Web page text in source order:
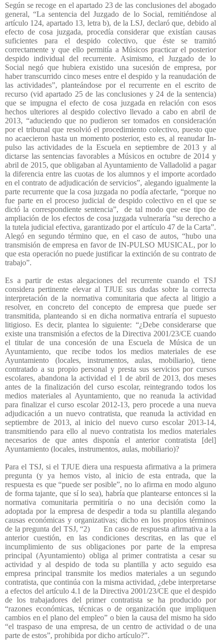
Según se recoge en el apartado 23 de las conclusiones del abogado
general, “La sentencia del Juzgado de lo Social, remitiéndose al
artículo 124, apartado 13, letra b), de la LSJ, declaró que, debido al
efecto de cosa juzgada, procedía considerar que existían causas
suficientes para el despido colectivo, que éste se tramitó
correctamente y que ello permitía a Músicos practicar el posterior
despido individual del recurrente. Asimismo, el Juzgado de lo
Social negó que hubiera existido una sucesión de empresa, por
haber transcurrido cinco meses entre el despido y la reanudación de
las actividades”, planteándose por el recurrente en el escrito de
recurso (vid apartado 25 de las conclusiones y 24 de la sentencia)
que se impugna el efecto de cosa juzgada en relación con esos
hechos ulteriores al despido colectivo llevado a cabo en abril de
2013, “aduciendo que no pudieron ser tomados en consideración
por el tribunal que resolvió el procedimiento colectivo, puesto que
no acaecieron hasta un momento posterior, esto es, al reanudar In-
pulso las actividades de la Escuela en septiembre de 2013 y al
dictarse las sentencias favorables a Músicos en octubre de 2014 y
abril de 2015, que obligaban al Ayuntamiento de Valladolid a pagar
la diferencia entre las cuotas de los alumnos y el importe acordado
en el contrato de adjudicación de servicios”, alegando igualmente la
parte recurrente que la cosa juzgada no podía afectarle, “porque no
fue parte en el proceso judicial de despido colectivo en el que se
dictó la correspondiente sentencia”,
de tal modo que ese tipo de
ampliación de los efectos de cosa juzgada vulneraría “su derecho a
la tutela judicial efectiva, garantizado por el artículo 47 de la Carta”.
Alegó en segundo término que, en el caso de autos, “hubo una
transmisión de empresa en favor de IN-PULSO MUSICAL, por lo
que esta operación no puede justificar la extinción de su contrato de
trabajo”.
Es a partir de estas alegaciones del recurrente cuando el TSJ
considera pertinente elevar al TJUE sus dudas sobre la correcta
interpretación de la normativa comunitaria que afecta al litigio a
resolver, en concreto del concepto de empresa que puede ser
transmitida, planteando si en dicha normativa entraría el supuesto
litigioso. Es decir, plantea lo siguiente: “¿Debe considerarse que
existe una transmisión a efectos de la Directiva 2001/23/CE cuando
el titular de una concesión de una Escuela de Música de un
Ayuntamiento, que recibe todos los medios materiales de ese
Ayuntamiento (locales, instrumentos, aulas, mobiliario), tiene
contratado a su propio personal y presta sus servicios por cursos
escolares, abandona la actividad el 1 de abril de 2013, dos meses
antes de la finalización del curso escolar, reintegrando todos los
medios materiales al Ayuntamiento, que no reanuda la actividad
para finalizar el curso escolar 2012-13, pero procede a una nueva
adjudicación a un nuevo contratista, que reanuda la actividad en
septiembre de 2013, al inicio del nuevo curso escolar 2013-14,
transmitiendo para ello al nuevo contratista los medios materiales
necesarios de que antes disponía el anterior contratista [del]
Ayuntamiento (locales, instrumentos, aulas, mobiliario)?
Para el TSJ, si el TJUE diera una respuesta afirmativa a la primera
pregunta (y ya hemos visto, al inicio de esta entrada, que la
respuesta es que “puede ser posible”, no lo afirma en modo alguno
de forma tajante, que sí lo sea), habría que plantearse entonces si la
normativa comunitaria permitiría o no una decisión como la
adoptada por la empresa de despedir a toda su plantilla alegando
causas económicas y organizativas; dicho en los propios términos
de la pregunta del TSJ, “2)
En caso de respuesta afirmativa a la
anterior cuestión, en las condiciones descritas, en las que el
incumplimiento de sus obligaciones por parte de la empresa
principal (Ayuntamiento) obliga al primer contratista a cesar su
actividad y al despido de toda su plantilla y acto seguido esa
empresa principal transmite los medios materiales a un segundo
contratista, que continúa con la misma actividad, ¿debe interpretarse
a efectos del artículo 4.1 de la Directiva 2001/23/CE que el despido
de los trabajadores del primer contratista se ha producido por
“razones económicas, técnicas o de organización que impliquen
cambios en el plano del empleo” o bien la causa del mismo ha sido
“el traspaso de una empresa, de un centro de actividad o de una
parte de estos”, prohibida por dicho artículo?”.